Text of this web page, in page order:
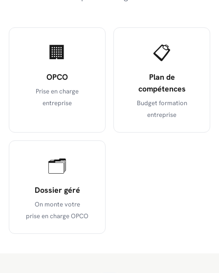
🏢
OPCO
Prise en charge
entreprise
📋
Plan de
compétences
Budget formation
entreprise
🗂️
Dossier géré
On monte votre
prise en charge OPCO